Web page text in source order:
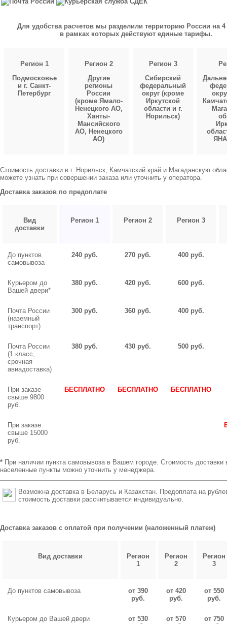
Для удобства расчетов мы разделили территорию России на 4
в рамках которых действуют единые тарифы.
Регион 1
Подмосковье
и г. Санкт-
Петербург
Регион 2
Другие
регионы
России
(кроме Ямало-
Ненецкого АО,
Ханты-
Мансийского
АО, Ненецкого
АО)
Регион 3
Сибирский
федеральный
округ (кроме
Иркутской
области и г.
Норильск)
Стоимость доставки в г. Норильск, Камчатский край и Магаданскую
можете узнать при совершении заказа или уточнить у оператора.
Доставка заказов по предоплате
Вид
доставки
Регион 1 Регион 2 Регион 3
До пунктов
самовывоза
240 руб. 270 руб. 400 руб.
Курьером до
Вашей двери*
380 руб. 420 руб. 600 руб.
Почта России
(наземный
транспорт)
300 руб. 360 руб. 400 руб.
Почта России
(1 класс,
срочная
авиадоставка)
380 руб. 430 руб. 500 руб.
При заказе
свыше 9800
руб.
БЕСПЛАТНО БЕСПЛАТНО БЕСПЛАТНО
При заказе
свыше 15000
руб.
* При наличии пункта самовывоза в Вашем городе. Стоимость доставки
населенные пункты можно уточнить у менеджера.
Возможна доставка в Беларусь и Казахстан. Предоплата на
стоимость доставки рассчитывается индивидуально.
Доставка заказов с оплатой при получении (наложенный платеж)
Вид доставки
Регион
1
Регион
2
Регион
3
До пунктов самовывоза
от 390
руб.
от 420
руб.
от 550
руб.
Курьером до Вашей двери
от 530
от 570
от 750